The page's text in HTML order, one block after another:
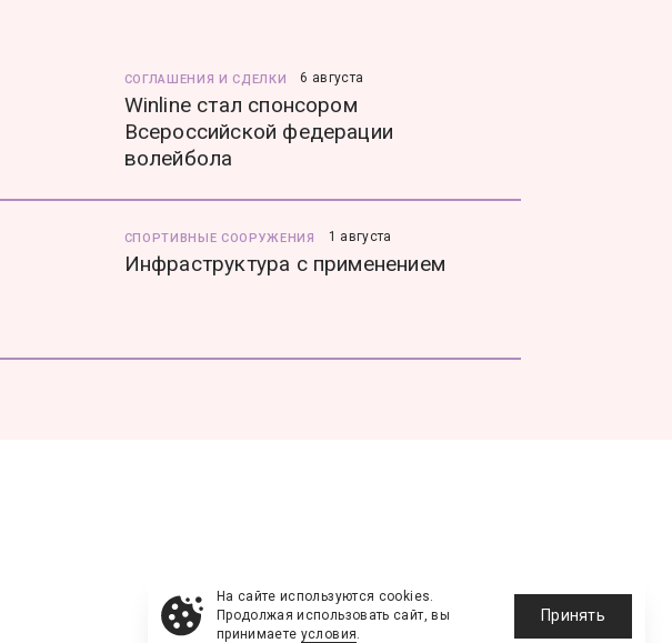
СОГЛАШЕНИЯ И СДЕЛКИ 6 августа
Winline стал спонсором
Всероссийской федерации
волейбола
СПОРТИВНЫЕ СООРУЖЕНИЯ 1 августа
Инфраструктура с применением
На сайте используются cookies.
Продолжая использовать сайт, вы
принимаете условия.
Принять